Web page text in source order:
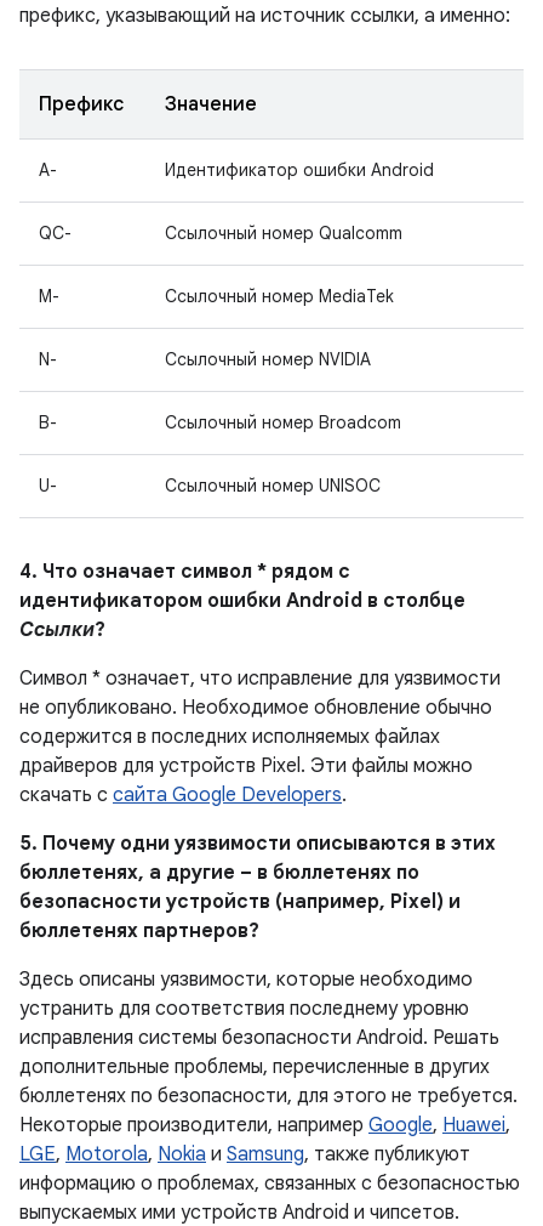
префикс, указывающий на источник ссылки, а именно:
Префикс Значение
A- Идентификатор ошибки Android
QC- Ссылочный номер Qualcomm
M- Ссылочный номер MediaTek
N- Ссылочный номер NVIDIA
B- Ссылочный номер Broadcom
U- Ссылочный номер UNISOC
4. Что означает символ * рядом с
идентификатором ошибки Android в столбце
Ссылки?
Символ * означает, что исправление для уязвимости
не опубликовано. Необходимое обновление обычно
содержится в последних исполняемых файлах
драйверов для устройств Pixel. Эти файлы можно
скачать с сайта Google Developers.
5. Почему одни уязвимости описываются в этих
бюллетенях, а другие – в бюллетенях по
безопасности устройств (например, Pixel) и
бюллетенях партнеров?
Здесь описаны уязвимости, которые необходимо
устранить для соответствия последнему уровню
исправления системы безопасности Android. Решать
дополнительные проблемы, перечисленные в других
бюллетенях по безопасности, для этого не требуется.
Некоторые производители, например Google, Huawei,
LGE, Motorola, Nokia и Samsung, также публикуют
информацию о проблемах, связанных с безопасностью
выпускаемых ими устройств Android и чипсетов.